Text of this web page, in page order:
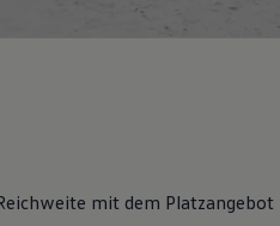
und Elektronikmit dem Platzangebot